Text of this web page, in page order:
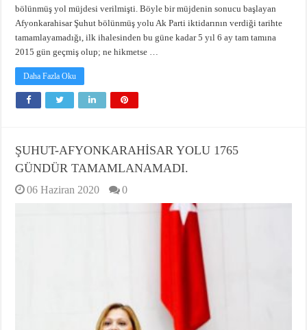
bölünmüş yol müjdesi verilmişti. Böyle bir müjdenin sonucu başlayan
Afyonkarahisar Şuhut bölünmüş yolu Ak Parti iktidarının verdiği tarihte
tamamlayamadığı, ilk ihalesinden bu güne kadar 5 yıl 6 ay tam tamına
2015 gün geçmiş olup; ne hikmetse …
Daha Fazla Oku
ŞUHUT-AFYONKARAHİSAR YOLU 1765
GÜNDÜR TAMAMLANAMADI.
06 Haziran 2020 0